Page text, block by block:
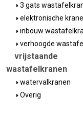
3 gats
elektronische
inbouw
verhoogde
vrijstaande
wastafelkranen
watervalkranen
Overig